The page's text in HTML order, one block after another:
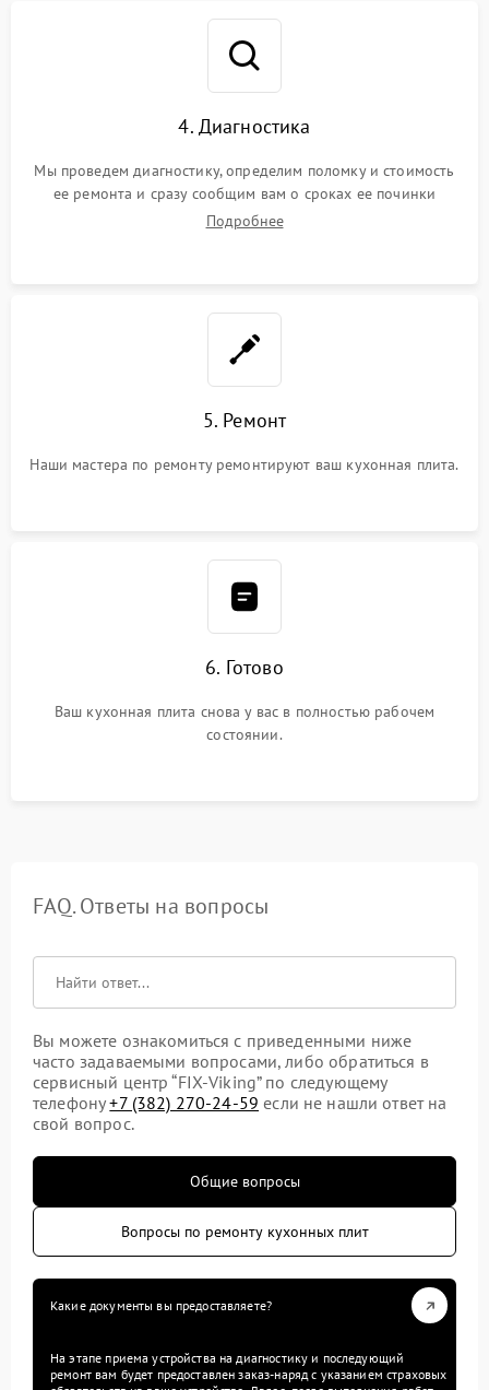
4. Диагностика
Мы проведем диагностику, определим поломку и стоимость
ее ремонта и сразу сообщим вам о сроках ее починки
Подробнее
5. Ремонт
Наши мастера по ремонту ремонтируют ваш кухонная плита.
6. Готово
Ваш кухонная плита снова у вас в полностью рабочем
состоянии.
FAQ. Ответы на вопросы
Вы можете ознакомиться с приведенными ниже
часто задаваемыми вопросами, либо обратиться в
сервисный центр “FIX-Viking” по следующему
телефону+7 (382) 270-24-59 если не нашли ответ на
свой вопрос.
Общие вопросы
Вопросы по ремонту кухонных плит
Какие документы вы предоставляете?
На этапе приема устройства на диагностику и последующий
ремонт вам будет предоставлен заказ-наряд с указанием страховых